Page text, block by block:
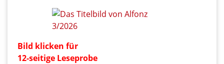
Bild klicken für
12-seitige Leseprobe